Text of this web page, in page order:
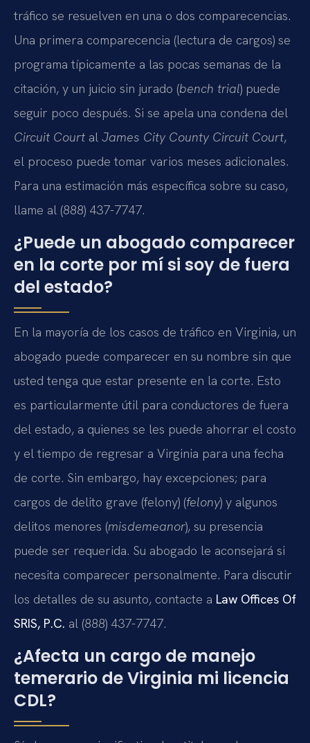
tráfico se resuelven en una o dos comparecencias.
Una primera comparecencia (lectura de cargos) se
programa típicamente a las pocas semanas de la
citación, y un juicio sin jurado (bench trial) puede
seguir poco después. Si se apela una condena del
Circuit Court al James City County Circuit Court,
el proceso puede tomar varios meses adicionales.
Para una estimación más específica sobre su caso,
llame al (888) 437-7747.
¿Puede un abogado comparecer
en la corte por mí si soy de fuera
del estado?
En la mayoría de los casos de tráfico en Virginia, un
abogado puede comparecer en su nombre sin que
usted tenga que estar presente en la corte. Esto
es particularmente útil para conductores de fuera
del estado, a quienes se les puede ahorrar el costo
y el tiempo de regresar a Virginia para una fecha
de corte. Sin embargo, hay excepciones; para
cargos de delito grave (felony) (felony) y algunos
delitos menores (misdemeanor), su presencia
puede ser requerida. Su abogado le aconsejará si
necesita comparecer personalmente. Para discutir
los detalles de su asunto, contacte a Law Offices Of
SRIS, P.C. al (888) 437-7747.
¿Afecta un cargo de manejo
temerario de Virginia mi licencia
CDL?